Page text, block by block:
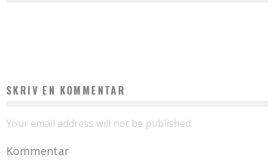
SKRIV EN KOMMENTAR
Your email address will not be published.
Kommentar